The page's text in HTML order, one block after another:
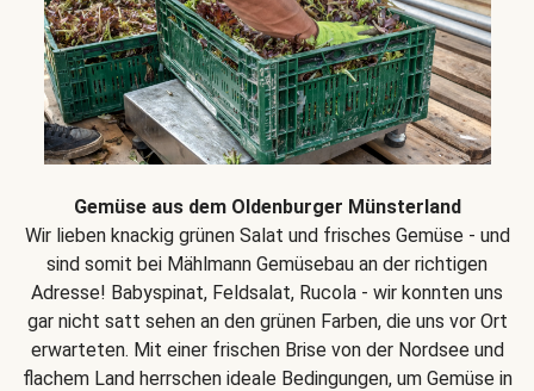
Gemüse aus dem Oldenburger Münsterland
Wir lieben knackig grünen Salat und frisches Gemüse - und
sind somit bei Mählmann Gemüsebau an der richtigen
Adresse! Babyspinat, Feldsalat, Rucola - wir konnten uns
gar nicht satt sehen an den grünen Farben, die uns vor Ort
erwarteten. Mit einer frischen Brise von der Nordsee und
flachem Land herrschen ideale Bedingungen, um Gemüse in